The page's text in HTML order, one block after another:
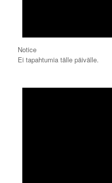
Notice
Ei tapahtumia tälle päivälle.